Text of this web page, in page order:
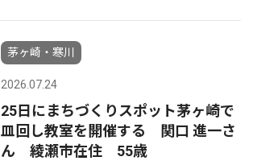
茅ヶ崎・寒川
2026.07.24
25日にまちづくりスポット茅ヶ崎で
皿回し教室を開催する 関口 進一さ
ん 綾瀬市在住 55歳